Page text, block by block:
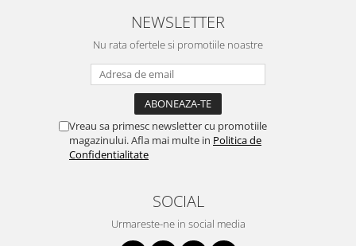
NEWSLETTER
Nu rata ofertele si promotiile noastre
Vreau sa primesc newsletter cu promotiile
magazinului. Afla mai multe in Politica de
Confidentialitate
SOCIAL
Urmareste-ne in social media